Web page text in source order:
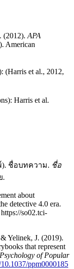
(2012).APA
American
(Harris et al., 2012,
Harris et al.
). ชื่อบทความ. ชื่อ
.
about
detective 4.0 era.
so02.tci-
Yelinek, J. (2019).
that represent
Psychology of Popular
ppm0000185